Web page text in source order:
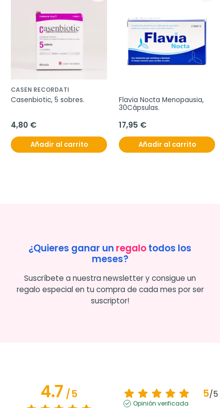
CASEN RECORDATI
Casenbiotic, 5 sobres.
4,80 €
Añadir al carrito
Flavia Nocta Menopausia,
30Cápsulas.
17,95 €
Añadir al carrito
¿Quieres ganar un regalotodos los
meses?
Suscríbete a nuestra newsletter y consigue un
regalo especial en tu compra de cada mes por ser
suscriptor!
4.7/5 5/5
Opinión verificada